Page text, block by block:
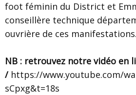
foot féminin du District et
conseillère technique
ouvrière de ces manifestations.
NB : retrouvez notre vidéo en
/ https://www.youtube.com/
sCpxg&t=18s